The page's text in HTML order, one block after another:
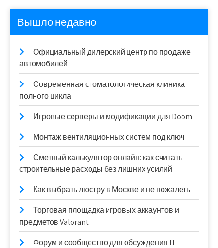
Вышло недавно
Официальный дилерский центр по продаже
автомобилей
Современная стоматологическая клиника
полного цикла
Игровые серверы и модификации для Doom
Монтаж вентиляционных систем под ключ
Сметный калькулятор онлайн: как считать
строительные расходы без лишних усилий
Как выбрать люстру в Москве и не пожалеть
Торговая площадка игровых аккаунтов и
предметов Valorant
Форум и сообщество для обсуждения IT-